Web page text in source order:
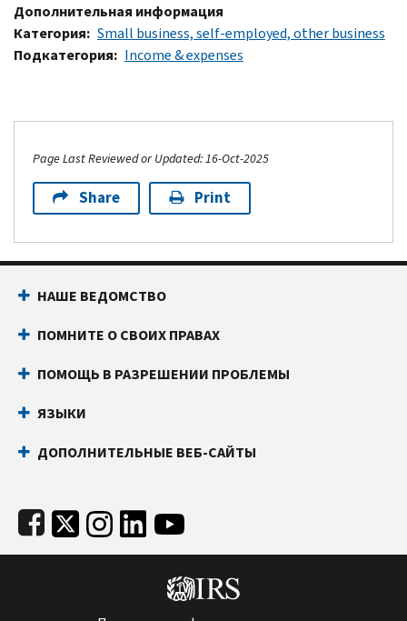
Дополнительная информация
Категория
Small business, self-employed, other business
Подкатегория
Income & expenses
Page Last Reviewed or Updated: 16-Oct-2025
Share Print
Footer Navigation
НАШЕ ВЕДОМСТВО
ПОМНИТЕ О СВОИХ ПРАВАХ
ПОМОЩЬ В РАЗРЕШЕНИИ ПРОБЛЕМЫ
ЯЗЫКИ
ДОПОЛНИТЕЛЬНЫЕ ВЕБ-САЙТЫ